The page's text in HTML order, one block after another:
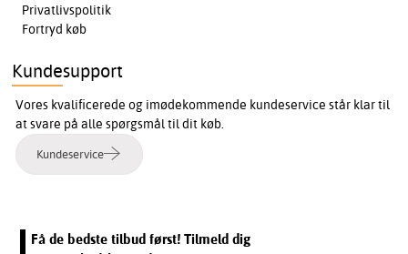
Privatlivspolitik
Fortryd køb
Kundesupport
Vores kvalificerede og imødekommende kundeservice står klar til
at svare på alle spørgsmål til dit køb.
Kundeservice
Få de bedste tilbud først! Tilmeld dig